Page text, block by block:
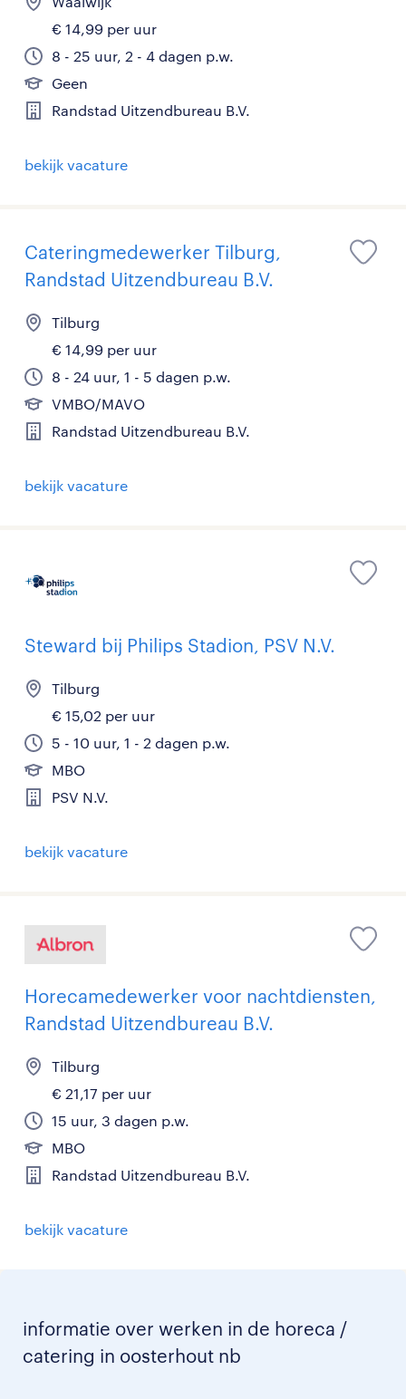
€ 14,99 per uur
8 - 25 uur, 2 - 4 dagen p.w.
Geen
Randstad Uitzendbureau B.V.
bekijk vacature
Cateringmedewerker Tilburg,
Randstad Uitzendbureau B.V.
Tilburg
€ 14,99 per uur
8 - 24 uur, 1 - 5 dagen p.w.
VMBO/MAVO
Randstad Uitzendbureau B.V.
bekijk vacature
Steward bij Philips Stadion, PSV N.V.
Tilburg
€ 15,02 per uur
5 - 10 uur, 1 - 2 dagen p.w.
MBO
PSV N.V.
bekijk vacature
Horecamedewerker voor nachtdiensten,
Randstad Uitzendbureau B.V.
Tilburg
€ 21,17 per uur
15 uur, 3 dagen p.w.
MBO
Randstad Uitzendbureau B.V.
bekijk vacature
informatie over werken in de horeca /
catering in oosterhout nb